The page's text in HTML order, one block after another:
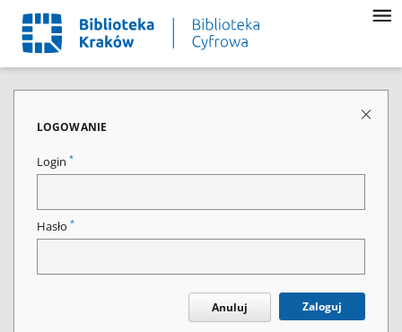
LOGOWANIE
Login *
Hasło *
Anuluj Zaloguj